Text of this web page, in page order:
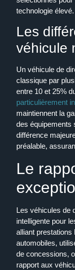
technologie élevé.
Les
véhicule
Un véhicule de
classique par
entre 10 et 25%
particulièrement
maintiennent la
des équipements
différence
préalable,
Le
Les véhicules de
intelligente pour
alliant
automobiles,
de concessions,
rapport aux